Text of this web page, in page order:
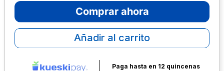
Comprar ahora
Añadir al carrito
Paga hasta en 12 quincenas